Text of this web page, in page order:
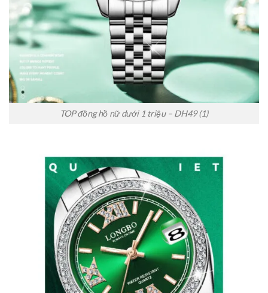
TOP đồng hồ nữ dưới 1 triệu – DH49 (1)